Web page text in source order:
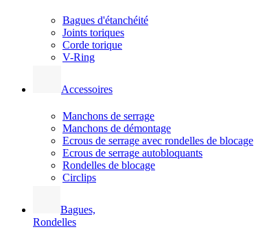
Bagues d'étanchéité
Joints toriques
Corde torique
V-Ring
Accessoires
Manchons de serrage
Manchons de démontage
Ecrous de serrage avec rondelles de blocage
Ecrous de serrage autobloquants
Rondelles de blocage
Circlips
Bagues,
Rondelles